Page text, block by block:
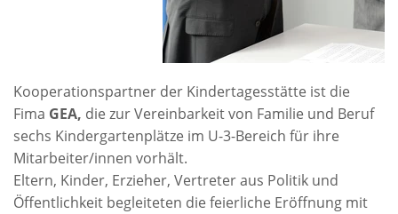
Kooperationspartner der Kindertagesstätte ist die
Fima GEA, die zur Vereinbarkeit von Familie und Beruf
sechs Kindergartenplätze im U-3-Bereich für ihre
Mitarbeiter/innen vorhält.
Eltern, Kinder, Erzieher, Vertreter aus Politik und
Öffentlichkeit begleiteten die feierliche Eröffnung mit